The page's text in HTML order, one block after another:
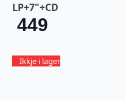
LP+7"+CD
449
Ikkje i lager